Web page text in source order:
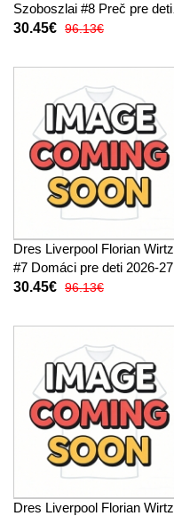
Szoboszlai #8 Preč pre deti
2026-27 Krátky Rukáv (+
30.45€ 96.13€
Dres Liverpool Florian Wirtz
#7 Domáci pre deti 2026-27
Krátky Rukáv (+ trenírky)
30.45€ 96.13€
Dres Liverpool Florian Wirtz